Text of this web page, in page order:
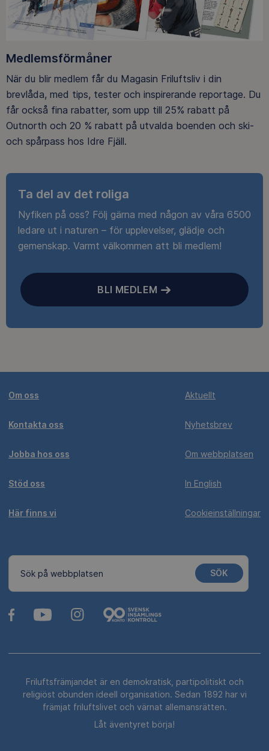
Medlemsförmåner
När du blir medlem får du Magasin Friluftsliv i din
brevlåda, med tips, tester och inspirerande reportage. Du
får också fina rabatter, som upp till 25% rabatt på
Outnorth och 20 % rabatt på utvalda boenden och ski-
och spårpass hos Idre Fjäll.
Ta del av det roliga
Nyfiken på oss? Följ gärna med någon av våra 6500
ledare ut i naturen – för upplevelser, glädje och
gemenskap. Varmt välkommen att bli medlem!
BLI MEDLEM
Om oss
Kontakta oss
Jobba hos oss
Stöd oss
Här finns vi
Aktuellt
Nyhetsbrev
Om webbplatsen
In English
Cookieinställningar
Sök på webbplatsen SÖK
Friluftsfrämjandet är en demokratisk, partipolitiskt och
religiöst obunden ideell organisation. Sedan 1892 har vi
främjat friluftslivet och värnat allemansrätten.
Låt äventyret börja!